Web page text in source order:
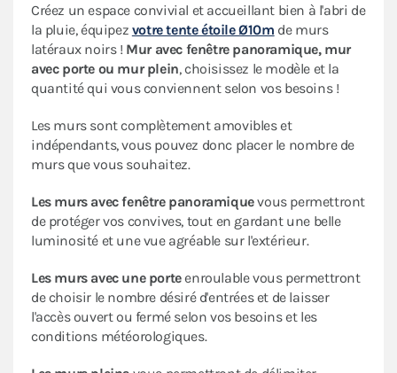
Créez un espace convivial et accueillant bien à l'abri de
la pluie, équipez votre tente étoile Ø10m de murs
latéraux noirs ! Mur avec fenêtre panoramique, mur
avec porte ou mur plein, choisissez le modèle et la
quantité qui vous conviennent selon vos besoins !
Les murs sont complètement amovibles et
indépendants, vous pouvez donc placer le nombre de
murs que vous souhaitez.
Les murs avec fenêtre panoramiquevous permettront
de protéger vos convives, tout en gardant une belle
luminosité et une vue agréable sur l'extérieur.
Les murs avec une porteenroulable vous permettront
de choisir le nombre désiré d'entrées et de laisser
l'accès ouvert ou fermé selon vos besoins et les
conditions météorologiques.